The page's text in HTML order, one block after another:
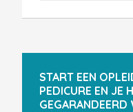
START EEN
PEDICURE EN JE
GEGARANDEERD